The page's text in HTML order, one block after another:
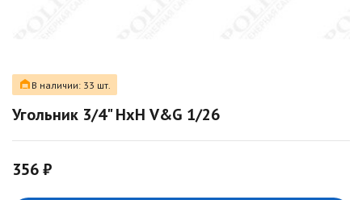
В наличии: 33 шт.
Угольник 3/4" НxН V&G 1/26
356 ₽